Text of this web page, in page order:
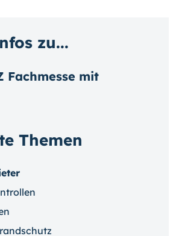
Themen
zu...
Fachmesse mit